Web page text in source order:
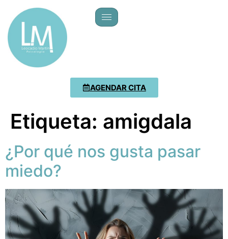
AGENDAR CITA
Etiqueta: amigdala
¿Por qué nos gusta pasar
miedo?